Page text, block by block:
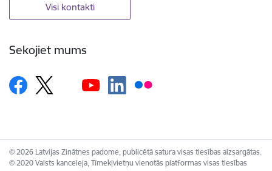
Visi kontakti
Sekojiet mums
© 2026 Latvijas Zinātnes padome, publicētā satura visas tiesības aizsargātas.
© 2020 Valsts kanceleja, Tīmekļvietņu vienotās platformas visas tiesības